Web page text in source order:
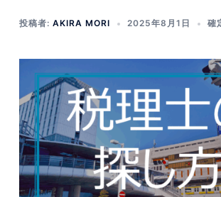
投稿者: AKIRA MORI 2025年8月1日 確